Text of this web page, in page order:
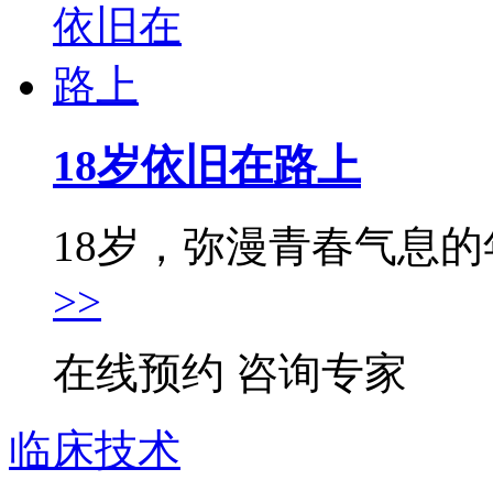
18岁依旧在路上
18岁，弥漫青春气息
>>
在线预约 咨询专家
临床技术